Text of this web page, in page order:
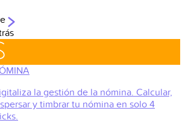
la gestión de la nómina. Calcular,
y timbrar tu nómina en solo 4